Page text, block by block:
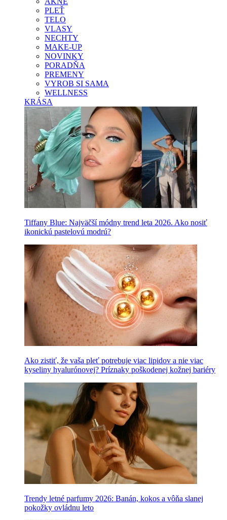
PLEŤ
TELO
VLASY
NECHTY
MAKE-UP
NOVINKY
PORADŇA
PREMENY
VYROB SI SAMA
WELLNESS
KRÁSA
Tiffany Blue: Najväčší módny trend leta 2026. Ako nosiť
ikonickú pastelovú modrú?
Ako zistiť, že vaša pleť potrebuje viac lipidov a nie viac
kyseliny hyalurónovej? Príznaky poškodenej kožnej bariéry
Trendy letné parfumy 2026: Banán, kokos a vôňa slanej
pokožky ovládnu leto